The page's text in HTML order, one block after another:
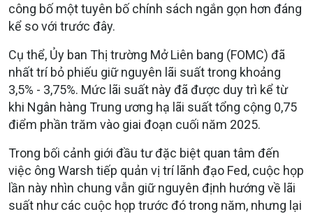
công bố một tuyên bố chính sách ngắn gọn hơn đáng
kể so với trước đây.
Cụ thể, Ủy ban Thị trường Mở Liên bang (FOMC) đã
nhất trí bỏ phiếu giữ nguyên lãi suất trong khoảng
3,5% - 3,75%. Mức lãi suất này đã được duy trì kể từ
khi Ngân hàng Trung ương hạ lãi suất tổng cộng 0,75
điểm phần trăm vào giai đoạn cuối năm 2025.
Trong bối cảnh giới đầu tư đặc biệt quan tâm đến
việc ông Warsh tiếp quản vị trí lãnh đạo Fed, cuộc họp
lần này nhìn chung vẫn giữ nguyên định hướng về lãi
suất như các cuộc họp trước đó trong năm, nhưng lại